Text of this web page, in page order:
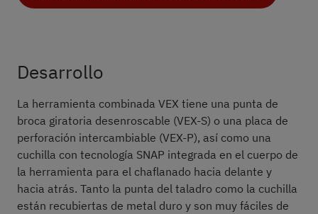
Desarrollo
La herramienta combinada VEX tiene una punta de
broca giratoria desenroscable (VEX-S) o una placa de
perforación intercambiable (VEX-P), así como una
cuchilla con tecnología SNAP integrada en el cuerpo de
la herramienta para el chaflanado hacia delante y
hacia atrás. Tanto la punta del taladro como la cuchilla
están recubiertas de metal duro y son muy fáciles de